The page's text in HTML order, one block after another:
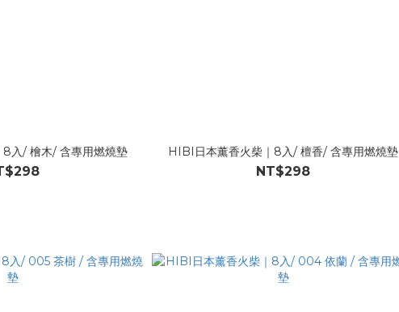
入/ 檜木/ 含專用燃燒墊 HIBI日本薰香火柴｜8入/ 檀香/ 含專用燃燒墊
NT$298